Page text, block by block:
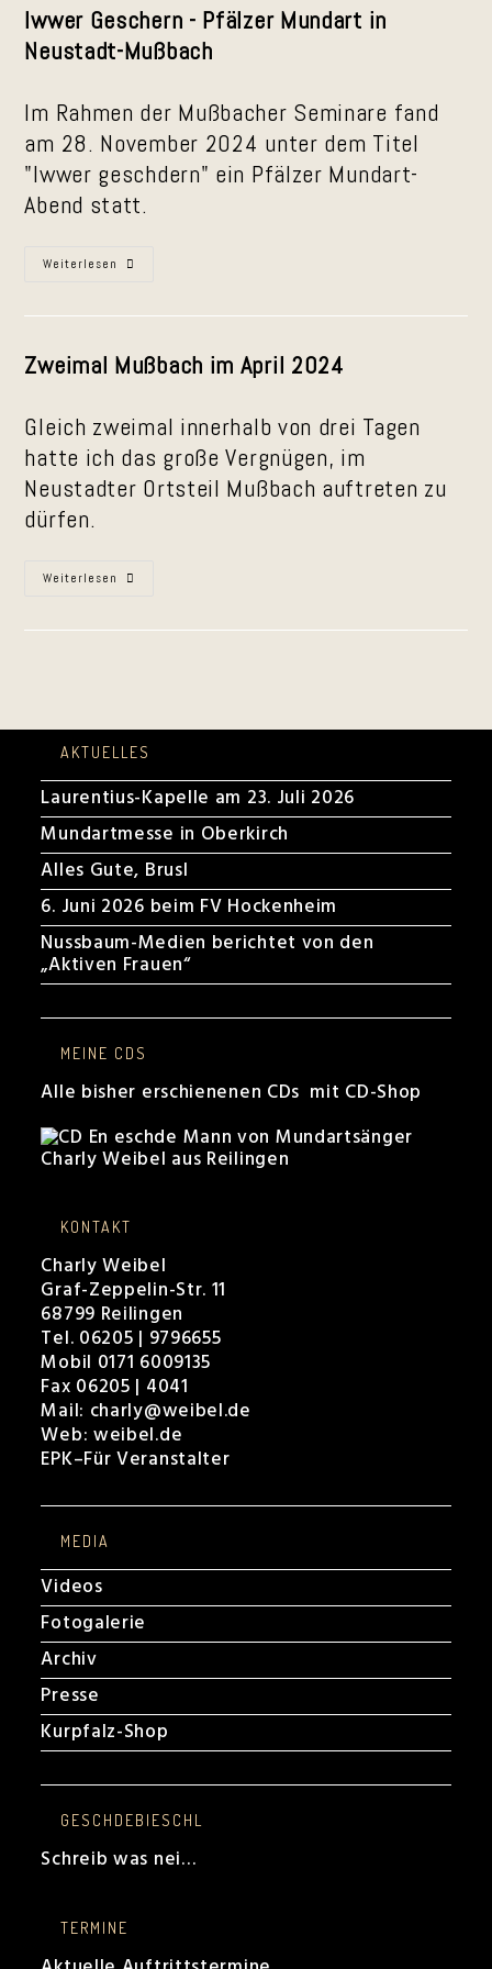
Iwwer Geschern - Pfälzer Mundart in
Neustadt-Mußbach
Im Rahmen der Mußbacher Seminare fand
am 28. November 2024 unter dem Titel
"Iwwer geschdern" ein Pfälzer Mundart-
Abend statt.
Weiterlesen Iwwer
Pfälzer
Mußbach
Zweimal Mußbach im April 2024
Gleich zweimal innerhalb von drei Tagen
hatte ich das große Vergnügen, im
Neustadter Ortsteil Mußbach auftreten zu
dürfen.
Weiterlesen Mußbach
2024
AKTUELLES
Laurentius-Kapelle am 23. Juli 2026
Mundartmesse in Oberkirch
Alles Gute, Brusl
6. Juni 2026 beim FV Hockenheim
Nussbaum-Medien berichtet von den
„Aktiven Frauen“
MEINE CDS
Alle bisher erschienenen CDs mit CD-Shop
KONTAKT
Charly Weibel
Graf-Zeppelin-Str. 11
68799 Reilingen
Tel. 06205 | 9796655
Mobil 0171 6009135
Fax 06205 | 4041
Mail: charly@weibel.de
Web: weibel.de
EPK–Für Veranstalter
MEDIA
Videos
Fotogalerie
Archiv
Presse
Kurpfalz-Shop
GESCHDEBIESCHL
Schreib was nei…
TERMINE